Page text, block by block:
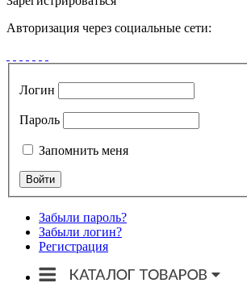
Авторизация через социальные сети:
Логин
Пароль
Запомнить меня
Забыли пароль?
Забыли логин?
Регистрация